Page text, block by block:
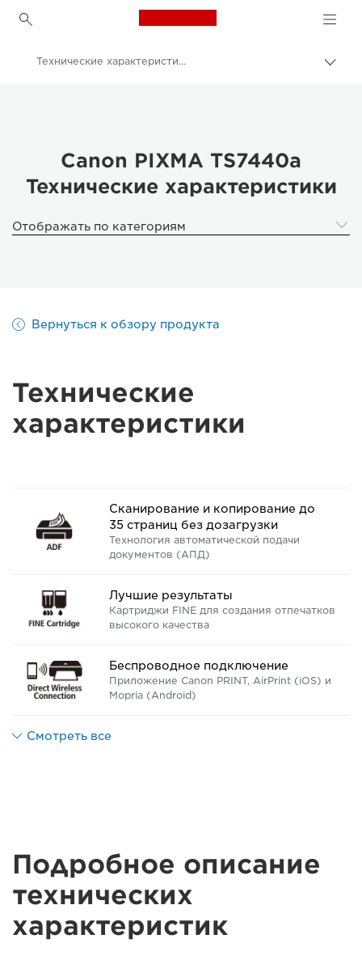
Canon Logo, back to
Принтер Canon PIXMA TS7440a
Технические характеристики и функции - Принтер Canon PIXMA TS7440a
Canon PIXMA TS7440a
Технические характеристики
Отображать по категориям
Вернуться к обзору продукта
Технические
характеристики
Сканирование и копирование до
35 страниц без дозагрузки
Технология автоматической подачи
документов (АПД)
Лучшие результаты
Картриджи FINE для создания отпечатков
высокого качества
Беспроводное подключение
Приложение Canon PRINT, AirPrint (iOS) и
Mopria (Android)
Смотреть все
Подробное описание
технических
характеристик